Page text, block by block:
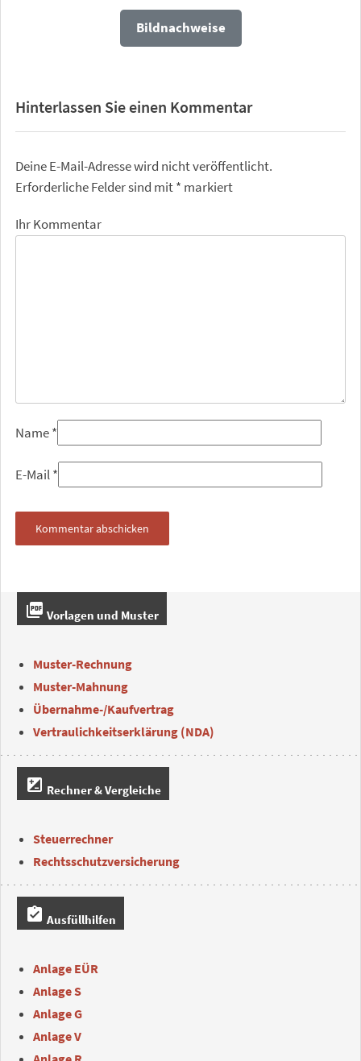
Bildnachweise
Hinterlassen Sie einen Kommentar
Deine E-Mail-Adresse wird nicht veröffentlicht.
Erforderliche Felder sind mit* markiert
Ihr Kommentar
Name*
E-Mail*
picture_as_pdf Vorlagen und Muster
Muster-Rechnung
Muster-Mahnung
Übernahme-/Kaufvertrag
Vertraulichkeitserklärung (NDA)
iso Rechner & Vergleiche
Steuerrechner
Rechtsschutzversicherung
assignment_turned_in Ausfüllhilfen
Anlage EÜR
Anlage S
Anlage G
Anlage V